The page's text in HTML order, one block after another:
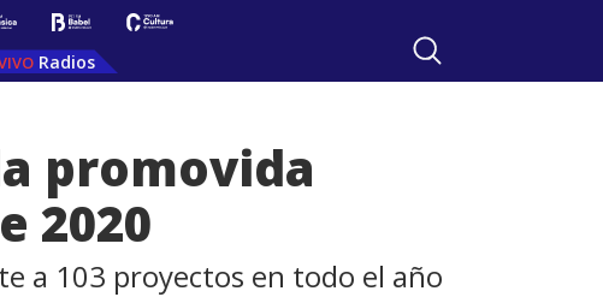
Radios
promovida
2020
a 103 proyectos en todo el año